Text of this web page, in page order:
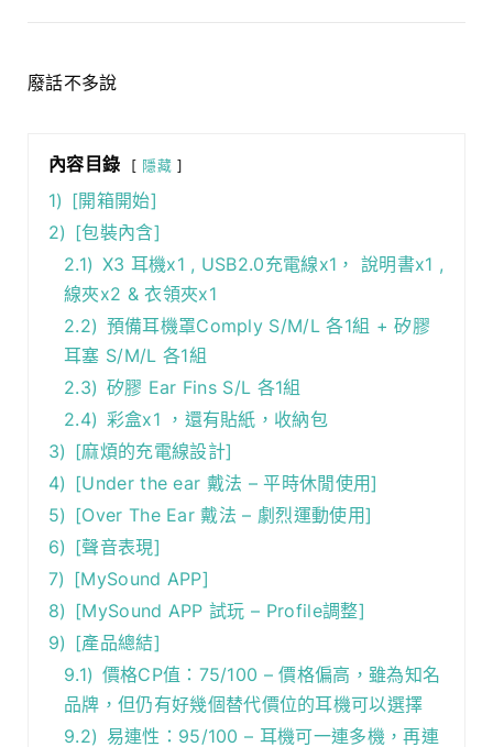
廢話不多說
內容目錄 隱藏
1) [開箱開始]
2) [包裝內含]
2.1) X3 耳機x1 , USB2.0充電線x1， 說明書x1 ,
線夾x2 & 衣領夾x1
2.2) 預備耳機罩Comply S/M/L 各1組 + 矽膠
耳塞 S/M/L 各1組
2.3) 矽膠 Ear Fins S/L 各1組
2.4) 彩盒x1 ，還有貼紙，收納包
3) [麻煩的充電線設計]
4) [Under the ear 戴法 – 平時休閒使用]
5) [Over The Ear 戴法 – 劇烈運動使用]
6) [聲音表現]
7) [MySound APP]
8) [MySound APP 試玩 – Profile調整]
9) [產品總結]
9.1) 價格CP值：75/100 – 價格偏高，雖為知名
品牌，但仍有好幾個替代價位的耳機可以選擇
9.2) 易連性：95/100 – 耳機可一連多機，再連